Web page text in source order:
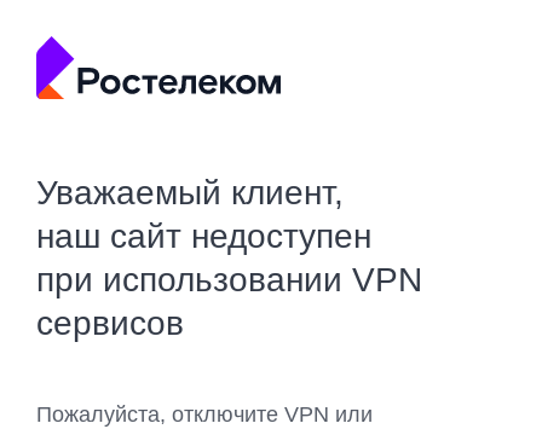
Уважаемый клиент,
наш сайт недоступен
при использовании VPN
сервисов
Пожалуйста, отключите VPN или